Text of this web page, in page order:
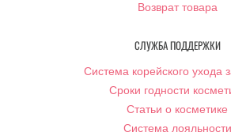
Возврат товара
СЛУЖБА ПОДДЕРЖКИ
Система корейского ухода
Сроки годности
Статьи о косметике
Система лояльности